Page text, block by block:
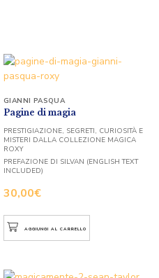
Pagine di magia
30,00€
GIANNI PASQUA
PRESTIGIAZIONE, SEGRETI, CURIOSITÀ E
MISTERI DALLA COLLEZIONE MAGICA
ROXY
PREFAZIONE DI SILVAN (ENGLISH TEXT
INCLUDED)
AGGIUNGI AL CARRELLO